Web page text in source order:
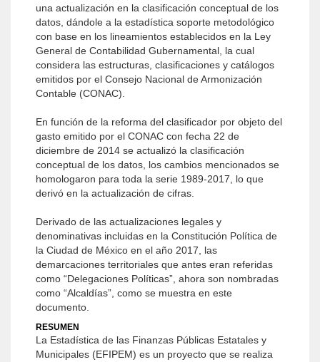
una actualización en la clasificación conceptual de los
datos, dándole a la estadística soporte metodológico
con base en los lineamientos establecidos en la Ley
General de Contabilidad Gubernamental, la cual
considera las estructuras, clasificaciones y catálogos
emitidos por el Consejo Nacional de Armonización
Contable (CONAC).
En función de la reforma del clasificador por objeto del
gasto emitido por el CONAC con fecha 22 de
diciembre de 2014 se actualizó la clasificación
conceptual de los datos, los cambios mencionados se
homologaron para toda la serie 1989-2017, lo que
derivó en la actualización de cifras.
Derivado de las actualizaciones legales y
denominativas incluidas en la Constitución Política de
la Ciudad de México en el año 2017, las
demarcaciones territoriales que antes eran referidas
como “Delegaciones Políticas”, ahora son nombradas
como “Alcaldías”, como se muestra en este
documento.
RESUMEN
La Estadística de las Finanzas Públicas Estatales y
Municipales (EFIPEM) es un proyecto que se realiza